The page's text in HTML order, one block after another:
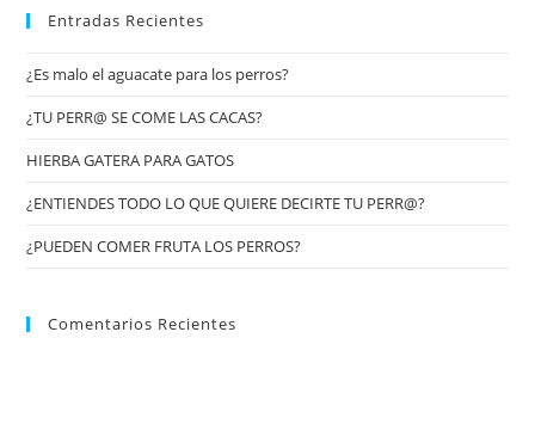
Entradas Recientes
¿Es malo el aguacate para los perros?
¿TU PERR@ SE COME LAS CACAS?
HIERBA GATERA PARA GATOS
¿ENTIENDES TODO LO QUE QUIERE DECIRTE TU PERR@?
¿PUEDEN COMER FRUTA LOS PERROS?
Comentarios Recientes